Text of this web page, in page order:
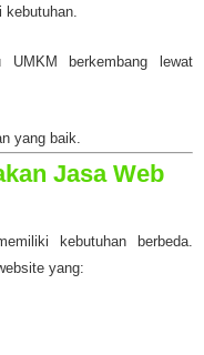
kebutuhan.
berkembang lewat
yang baik.
Jasa Web
kebutuhan berbeda.
yang: